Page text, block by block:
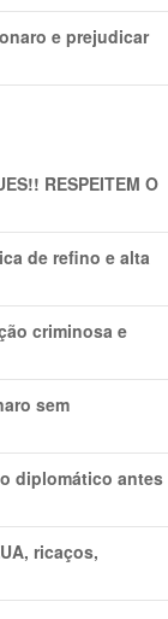
e prejudicar
RESPEITEM O
de refino e alta
criminosa e
sem
diplomático antes
ricaços,